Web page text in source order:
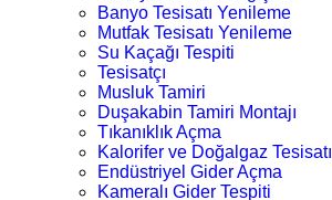
Banyo Tesisatı Yenileme
Mutfak Tesisatı Yenileme
Su Kaçağı Tespiti
Tesisatçı
Musluk Tamiri
Duşakabin Tamiri Montajı
Tıkanıklık Açma
Kalorifer ve Doğalgaz Tesisatı
Endüstriyel Gider Açma
Kameralı Gider Tespiti